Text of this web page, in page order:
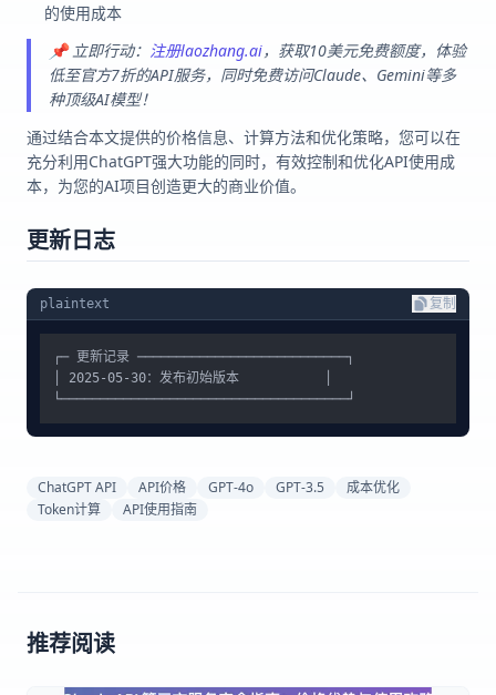
的使用成本
📌 立即行动： 注册laozhang.ai，获取10美元免费额度，体验
低至官方7折的API服务，同时免费访问Claude、Gemini等多
种顶级AI模型！
通过结合本文提供的价格信息、计算方法和优化策略，您可以在
充分利用ChatGPT强大功能的同时，有效控制和优化API使用成
本，为您的AI项目创造更大的商业价值。
更新日志
plaintext 复制
┌─ 更新记录 ───────────────────────────┐
│ 2025-05-30：发布初始版本           │
ChatGPT API API价格 GPT-4o GPT-3.5
成本优化
Token计算
API使用指南
推荐阅读